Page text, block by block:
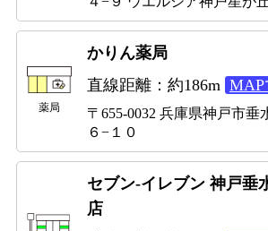
薬局
かりん薬局
直線距離：約186m MAP
〒655-0032 兵庫県神戸市垂
６−１０
セブン-イレブン 神戸垂
店